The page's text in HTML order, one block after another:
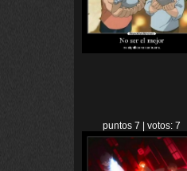
puntos 7 | votos: 7